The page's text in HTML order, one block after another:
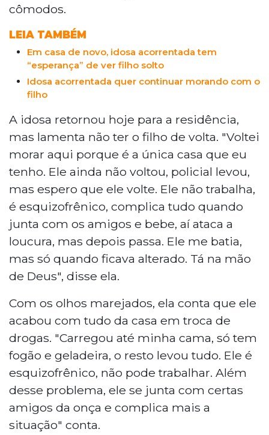
cômodos.
LEIA TAMBÉM
Em casa de novo, idosa acorrentada tem
“esperança” de ver filho solto
Idosa acorrentada quer continuar morando com o
filho
A idosa retornou hoje para a residência,
mas lamenta não ter o filho de volta. "Voltei
morar aqui porque é a única casa que eu
tenho. Ele ainda não voltou, policial levou,
mas espero que ele volte. Ele não trabalha,
é esquizofrênico, complica tudo quando
junta com os amigos e bebe, aí ataca a
loucura, mas depois passa. Ele me batia,
mas só quando ficava alterado. Tá na mão
de Deus", disse ela.
Com os olhos marejados, ela conta que ele
acabou com tudo da casa em troca de
drogas. "Carregou até minha cama, só tem
fogão e geladeira, o resto levou tudo. Ele é
esquizofrênico, não pode trabalhar. Além
desse problema, ele se junta com certas
amigos da onça e complica mais a
situação" conta.